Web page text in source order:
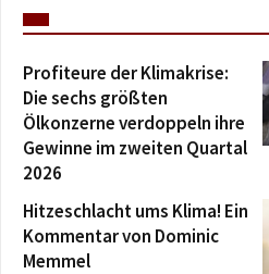
Profiteure der Klimakrise:
Die sechs größten
Ölkonzerne verdoppeln ihre
Gewinne im zweiten Quartal
2026
Hitzeschlacht ums Klima! Ein
Kommentar von Dominic
Memmel